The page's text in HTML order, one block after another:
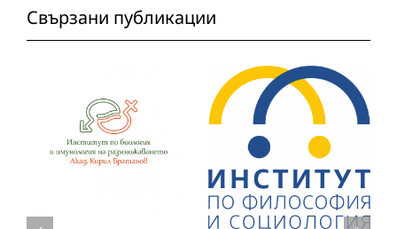
Свързани публикации